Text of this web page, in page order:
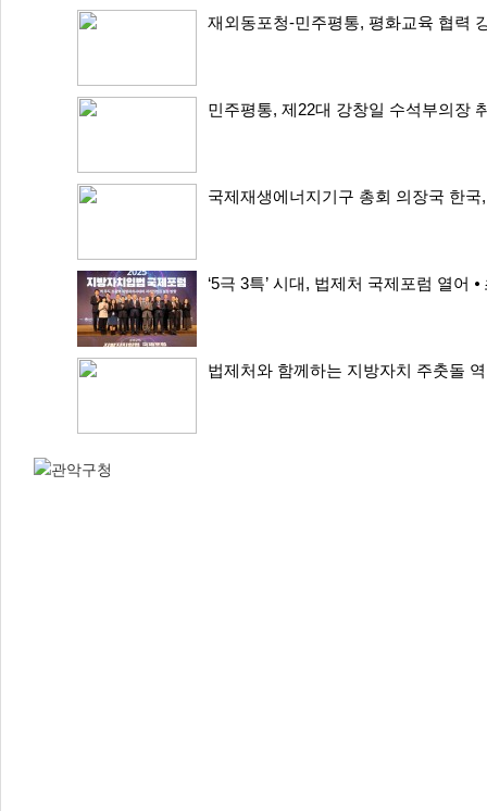
재외동포청-민주평통, 평화교육 협력
민주평통, 제22대 강창일 수석부의장
국제재생에너지기구 총회 의장국 한
‘5극 3특’ 시대, 법제처 국제포럼 열어
법제처와 함께하는 지방자치 주춧돌